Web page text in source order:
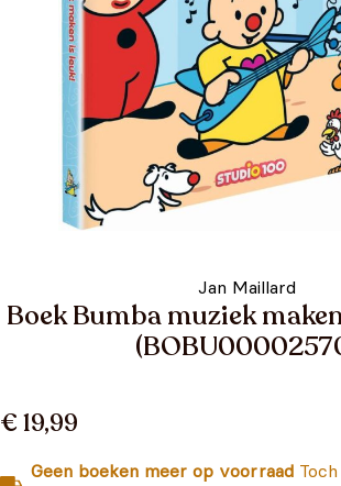
Jan Maillard
Boek Bumba muziek
€ 19,99
Geen boeken meer op voorraad